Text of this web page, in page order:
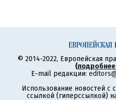
© 2014-2022, Европейская
(подробнее
E-mail редакции:
Использование новостей с
ссылкой (гиперссылкой)